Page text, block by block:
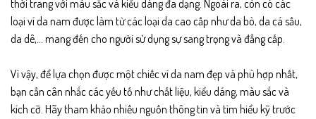
thời trang với màu sắc và kiểu dáng đa dạng. Ngoài ra, còn có các
loại ví da nam được làm từ các loại da cao cấp như da bò, da cá sấu,
da dê,… mang đến cho người sử dụng sự sang trọng và đẳng cấp.
Vì vậy, để lựa chọn được một chiếc ví da nam đẹp và phù hợp nhất,
bạn cần cân nhắc các yếu tố như chất liệu, kiểu dáng, màu sắc và
kích cỡ. Hãy tham khảo nhiều nguồn thông tin và tìm hiểu kỹ trước